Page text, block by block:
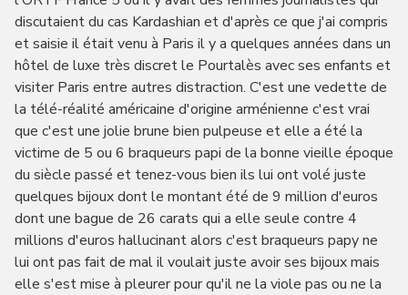
discutaient du cas Kardashian et d'après ce que j'ai compris
et saisie il était venu à Paris il y a quelques années dans un
hôtel de luxe très discret le Pourtalès avec ses enfants et
visiter Paris entre autres distraction. C'est une vedette de
la télé-réalité américaine d'origine arménienne c'est vrai
que c'est une jolie brune bien pulpeuse et elle a été la
victime de 5 ou 6 braqueurs papi de la bonne vieille époque
du siècle passé et tenez-vous bien ils lui ont volé juste
quelques bijoux dont le montant été de 9 million d'euros
dont une bague de 26 carats qui a elle seule contre 4
millions d'euros hallucinant alors c'est braqueurs papy ne
lui ont pas fait de mal il voulait juste avoir ses bijoux mais
elle s'est mise à pleurer pour qu'il ne la viole pas ou ne la